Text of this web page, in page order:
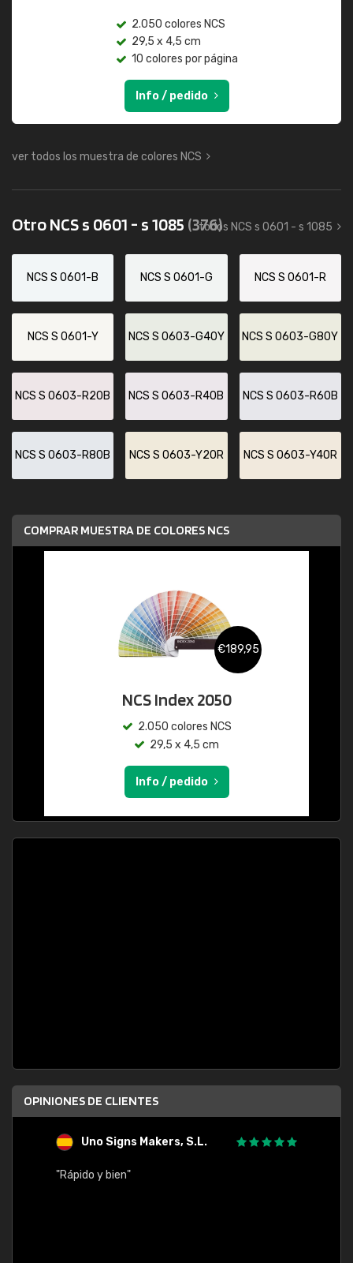
2.050 colores NCS
29,5 x 4,5 cm
10 colores por página
Info / pedido
ver todos los muestra de colores NCS
Otro NCS s 0601 - s 1085 (376)
todos NCS s 0601 - s 1085
NCS S 0601-B NCS S 0601-G NCS S 0601-R
NCS S 0601-Y NCS S 0603-G40Y NCS S 0603-G80Y
NCS S 0603-R20B NCS S 0603-R40B NCS S 0603-R60B
NCS S 0603-R80B NCS S 0603-Y20R NCS S 0603-Y40R
COMPRAR MUESTRA DE COLORES NCS
€189,95
NCS Index 2050
2.050 colores NCS
29,5 x 4,5 cm
Info / pedido
OPINIONES DE CLIENTES
Uno Signs Makers, S.L.
"Rápido y bien"